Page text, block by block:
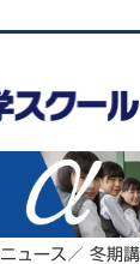
ュース ／ 冬期